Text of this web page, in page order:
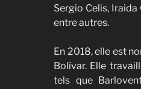
Sergio Celis,
entre autres.
En 2018, elle est
Bolívar. Elle
tels que